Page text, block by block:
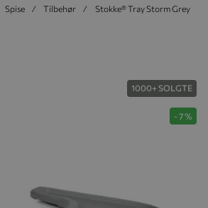
Spise Tilbehør Stokke® Tray Storm Grey
1000+ SOLGTE
-7%